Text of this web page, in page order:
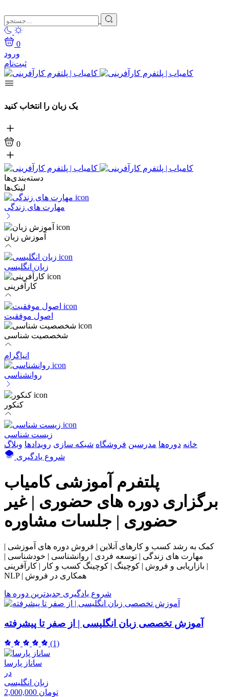
0
ورود
ثبت‌نام
یک زبان را انتخاب کنید
0
دسته‌بندی‌ها
لینک‌ها
مهارت های زندگی
آموزش زبان
زبان انگلیسی
کارآفرینی
اصول موفقیت
شخصصیت شناسی
انیاگرام
روانشناسی
کنکور
زیست شناسی
خانه دوره‌ها مدرسین فروشگاه شبکه سازی رویداد‌ها وبلاگ
شروع یادگیری
پلتفرم آموزشی کامیاب
برگزاری دوره های حضوری | غیر
حضوری | جلسات مشاوره
کمک به رشد کسب و کارهای آنلاین | فروش دوره های آموزشی |
مهارت های زندگی | توسعه فردی | روانشناسی | خودشناسی |
بازاریابی و فروش | کوچینگ | کوچینگ کسب و کار | کارآفرینی |
NLP | همکاری در فروش
شروع یادگیری جدیدترین دوره ها
آموزش تخصصی زبان انگلیسی | از صفر تا پیشرفته
(1)
ساناز پارسا
در
زبان انگلیسی
2,000,000 تومان